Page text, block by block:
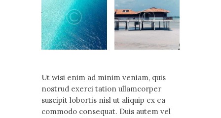
Ut wisi enim ad minim veniam, quis
nostrud exerci tation ullamcorper
suscipit lobortis nisl ut aliquip ex ea
commodo consequat. Duis autem vel